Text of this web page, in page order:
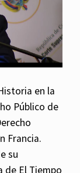
en la
Público de
Francia.
su
de El Tiempo